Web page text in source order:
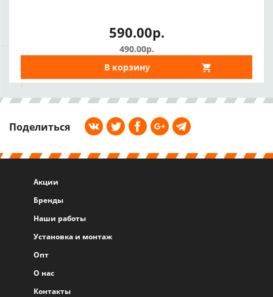
590.00р.
490.00р.
В корзину
Поделиться
Акции
Бренды
Наши работы
Установка и монтаж
Опт
О нас
Контакты